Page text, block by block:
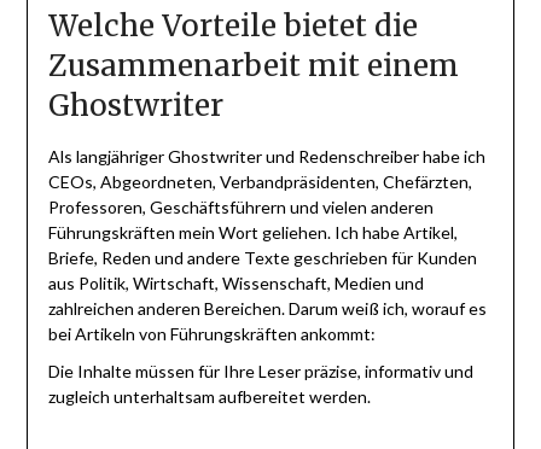
Welche Vorteile bietet die
Zusammenarbeit mit einem
Ghostwriter
Als langjähriger Ghostwriter und Redenschreiber habe ich
CEOs, Abgeordneten, Verbandpräsidenten, Chefärzten,
Professoren, Geschäftsführern und vielen anderen
Führungskräften mein Wort geliehen. Ich habe Artikel,
Briefe, Reden und andere Texte geschrieben für Kunden
aus Politik, Wirtschaft, Wissenschaft, Medien und
zahlreichen anderen Bereichen. Darum weiß ich, worauf es
bei Artikeln von Führungskräften ankommt:
Die Inhalte müssen für Ihre Leser präzise, informativ und
zugleich unterhaltsam aufbereitet werden.